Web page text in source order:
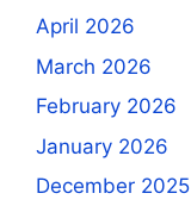
April 2026
March 2026
February 2026
January 2026
December 2025